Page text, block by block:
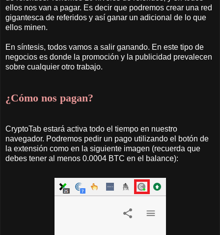
ellos nos van a pagar. Es decir que podremos crear una red
gigantesca de referidos y así ganar un adicional de lo que
ellos minen.
En síntesis, todos vamos a salir ganando. En este tipo de
negocios es donde la promoción y la publicidad prevalecen
sobre cualquier otro trabajo.
¿Cómo nos pagan?
CryptoTab estará activa todo el tiempo en nuestro
navegador. Podremos pedir un pago utilizando el botón de
la extensión como en la siguiente imagen (recuerda que
debes tener al menos 0.0004 BTC en el balance):